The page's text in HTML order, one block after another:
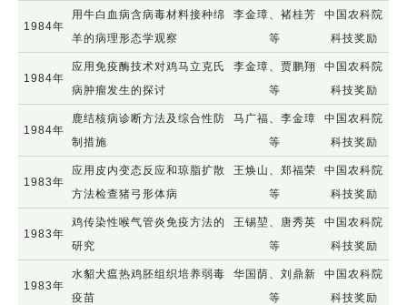
1984年
用牛白血病含病毒材料接种绵
羊的病理形态学观察
李金璋、褚桂芳
等
中国农科院
科技奖励
1984年
应用免疫酶技术对鸡马立克氏
病肿瘤发生的探讨
李金璋、贾鹏翔
等
中国农科院
科技奖励
1984年
鹿结核病诊断方法及综合性防
制措施
马广福、李金璋
等
中国农科院
科技奖励
1983年
应用皮内变态反应和琼脂扩散
方法检查猪弓形体病
王焕山、郑福荣
等
中国农科院
科技奖励
1983年
鸡传染性喉气管炎免疫方法的
研究
王锡堃、唐秀英
等
中国农科院
科技奖励
1983年
水貂犬瘟热鸡胚组织培养弱毒
疫苗
华国荫、刘鼎新
等
中国农科院
科技奖励